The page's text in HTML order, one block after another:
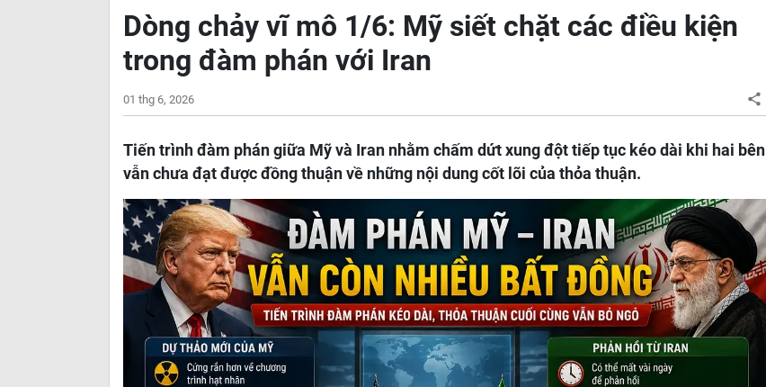
Dòng chảy vĩ mô 1/6: Mỹ siết chặt các điều kiện
trong đàm phán với Iran
01 thg 6, 2026
Tiến trình đàm phán giữa Mỹ và Iran nhằm chấm dứt xung đột tiếp tục kéo dài khi hai bên
vẫn chưa đạt được đồng thuận về những nội dung cốt lõi của thỏa thuận.